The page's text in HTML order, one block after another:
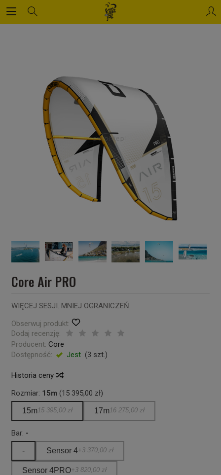
Core Air PRO
WIĘCEJ SESJI. MNIEJ OGRANICZEŃ.
Obserwuj produkt:
Dodaj recenzję:
Producent: Core
Dostępność:
Jest (3 szt.)
Historia ceny
Rozmiar: 15m (15 395,00 zł)
15m15 395,00 zł 17m16 275,00 zł
Bar: -
- Sensor 4+3 370,00 zł
Sensor 4PRO+3 820,00 zł